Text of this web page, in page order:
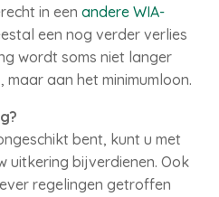
in een andere WIA-
een nog verder verlies
wordt soms niet langer
aan het minimumloon.
bent, kunt u met
uitkering bijverdienen. Ook
regelingen getroffen